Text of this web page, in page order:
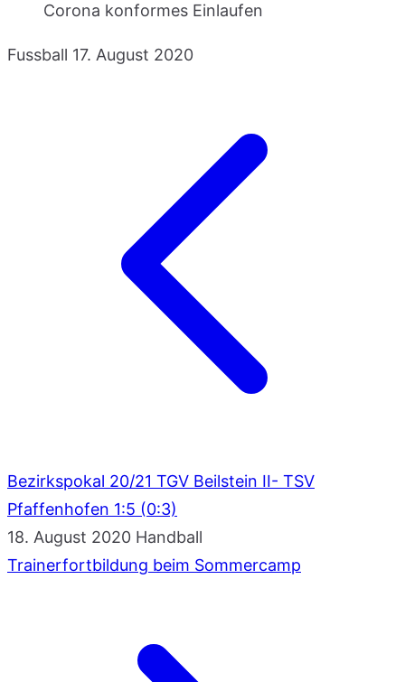
Corona konformes Einlaufen
Fussball 17. August 2020
Bezirkspokal 20/21 TGV Beilstein II- TSV
Pfaffenhofen 1:5 (0:3)
18. August 2020 Handball
Trainerfortbildung beim Sommercamp